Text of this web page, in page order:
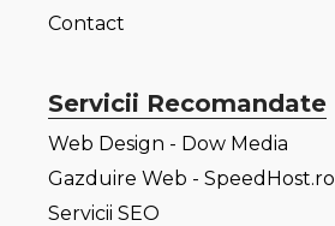
Contact
Servicii Recomandate
Web Design - Dow Media
Gazduire Web - SpeedHost.ro
Servicii SEO